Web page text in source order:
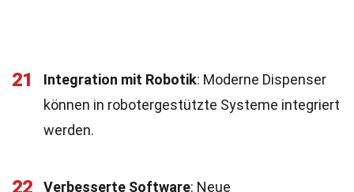
21 Integration mit Robotik: Moderne Dispenser
können in robotergestützte Systeme integriert
werden.
22 Verbesserte Software: Neue